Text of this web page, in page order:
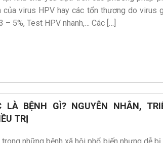
của virus HPV hay các tổn thương do virus
5%, Test HPV nhanh,… Các […]
LÀ BỆNH GÌ? NGUYÊN NHÂN,
TRỊ